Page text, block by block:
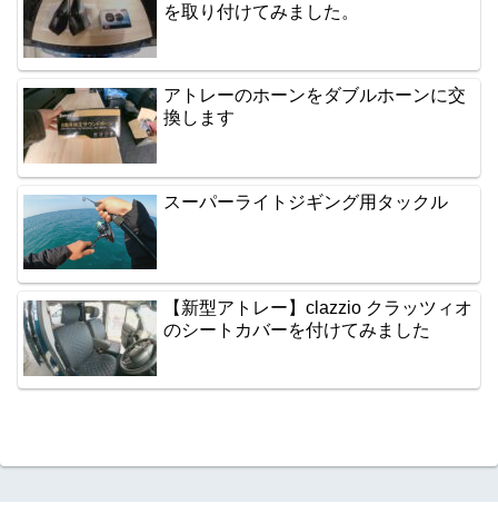
を取り付けてみました。
アトレーのホーンをダブルホーンに交
換します
スーパーライトジギング用タックル
【新型アトレー】clazzio クラッツィオ
のシートカバーを付けてみました